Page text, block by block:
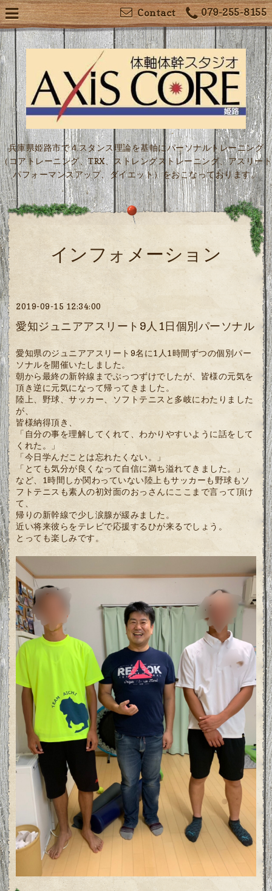
079-255-8155
Contact
兵庫県姫路市で４スタンス理論を基軸にパーソナルトレーニング
（コアトレーニング、TRX、ストレングストレーニング、アスリート
パフォーマンスアップ、ダイエット）をおこなっております。
インフォメーション
2019-09-15 12:34:00
愛知ジュニアアスリート9人1日個別パーソナル
愛知県のジュニアアスリート9名に1人1時間ずつの個別パー
ソナルを開催いたしました。
朝から最終の新幹線までぶっつずけでしたが、皆様の元気を
頂き逆に元気になって帰ってきました。
陸上、野球、サッカー、ソフトテニスと多岐にわたりました
が、
皆様納得頂き、
「自分の事を理解してくれて、わかりやすいように話をして
くれた。」
「今日学んだことは忘れたくない。」
「とても気分が良くなって自信に満ち溢れてきました。」
など、1時間しか関わっていない陸上もサッカーも野球もソ
フトテニスも素人の初対面のおっさんにここまで言って頂け
て、
帰りの新幹線で少し涙腺が緩みました。
近い将来彼らをテレビで応援するひが来るでしょう。
とっても楽しみです。